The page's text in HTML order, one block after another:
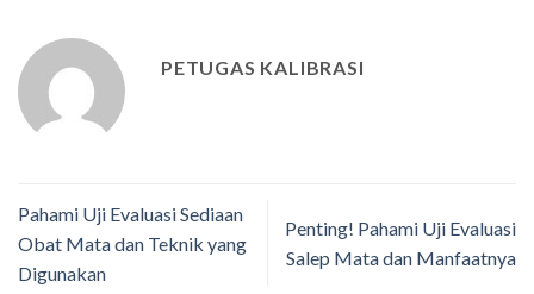
PETUGAS KALIBRASI
Pahami Uji Evaluasi Sediaan
Obat Mata dan Teknik yang
Digunakan
Penting! Pahami Uji Evaluasi
Salep Mata dan Manfaatnya